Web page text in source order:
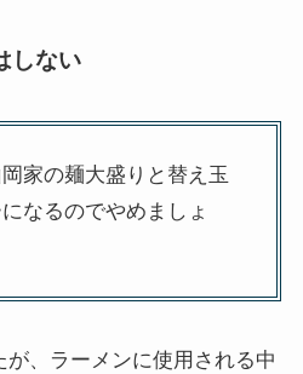
しない
家の麺大盛りと替え玉
なるのでやめましょ
、ラーメンに使用される中